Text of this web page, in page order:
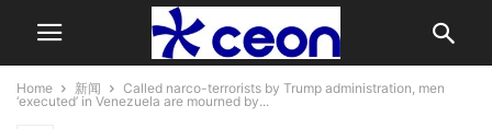
Home 新闻
Called narco-terrorists by Trump administration, men
‘executed’ in Venezuela are mourned by...